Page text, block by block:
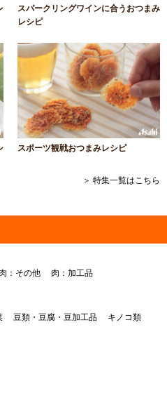
スパークリングワインに合うおつまみ
レシピ
スポーツ観戦おつまみレシピ
＞ 特集一覧はこちら
肉：その他 肉：加工品
豆類・豆腐・豆加工品
キノコ類